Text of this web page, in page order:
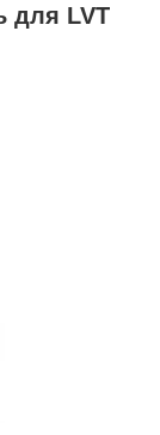
для LVT